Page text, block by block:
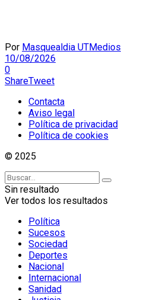
Por Masquealdia UTMedios
10/08/2026
0
ShareTweet
Contacta
Aviso legal
Política de privacidad
Política de cookies
© 2025
Sin resultado
Ver todos los resultados
Política
Sucesos
Sociedad
Deportes
Nacional
Internacional
Sanidad